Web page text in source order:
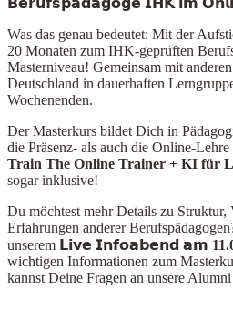
Was das genau bedeutet: Mit der
20 Monaten zum IHK-geprüften
Masterniveau! Gemeinsam mit
Deutschland in dauerhaften
Wochenenden.
Der Masterkurs bildet Dich in
die Präsenz- als auch die Online-
Train The Online Trainer + KI für
sogar inklusive!
Du möchtest mehr Details zu Struktur,
Erfahrungen anderer
unserem 𝗟𝗶𝘃𝗲 𝗜𝗻𝗳𝗼𝗮𝗯𝗲𝗻𝗱 𝗮𝗺
wichtigen Informationen zum
kannst Deine Fragen an unsere